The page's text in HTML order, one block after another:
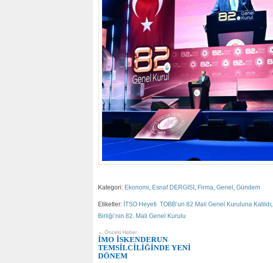
Kategori: Ekonomi, Esnaf DERGİSİ , Firma, Genel , Gündem
Etiketler: İTSO Heyeti TOBB’un 82.Mali Genel Kuruluna Katıldı,
Birliği’nin 82. Mali Genel Kurulu
← Önceki Haber
İMO İSKENDERUN
TEMSİLCİLİĞİNDE YENİ
DÖNEM